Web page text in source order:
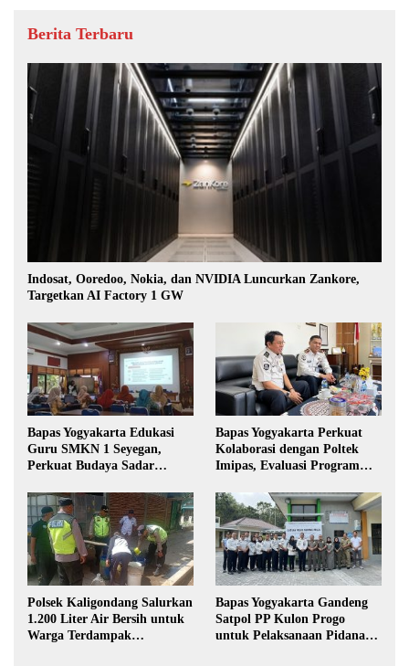
Berita Terbaru
Indosat, Ooredoo, Nokia, dan NVIDIA Luncurkan Zankore,
Targetkan AI Factory 1 GW
Bapas Yogyakarta Edukasi
Guru SMKN 1 Seyegan,
Perkuat Budaya Sadar
Bapas Yogyakarta Perkuat
Kolaborasi dengan Poltek
Imipas, Evaluasi Program
Polsek Kaligondang Salurkan
1.200 Liter Air Bersih untuk
Warga Terdampak
Bapas Yogyakarta Gandeng
Satpol PP Kulon Progo
untuk Pelaksanaan Pidana